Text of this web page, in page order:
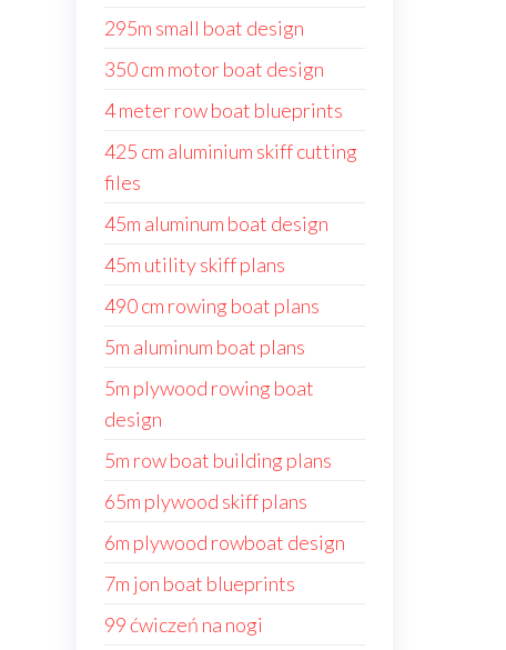
295m small boat design
350 cm motor boat design
4 meter row boat blueprints
425 cm aluminium skiff cutting
files
45m aluminum boat design
45m utility skiff plans
490 cm rowing boat plans
5m aluminum boat plans
5m plywood rowing boat
design
5m row boat building plans
65m plywood skiff plans
6m plywood rowboat design
7m jon boat blueprints
99 ćwiczeń na nogi